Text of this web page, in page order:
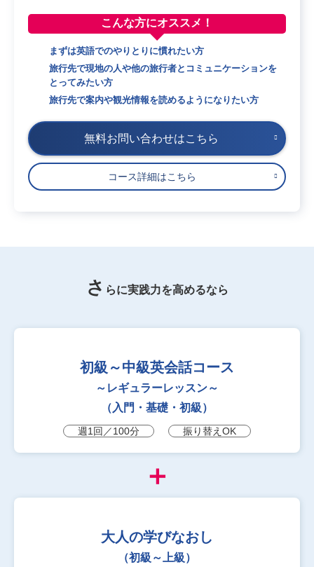
こんな方にオススメ！
まずは英語でのやりとりに慣れたい方
旅行先で現地の人や他の旅行者とコミュニケーションを
とってみたい方
旅行先で案内や観光情報を読めるようになりたい方
無料お問い合わせはこちら
コース詳細はこちら
さ らに実践力を高めるなら
初級～中級英会話コース
～レギュラーレッスン～
（入門・基礎・初級）
週1回／100分 振り替えOK
＋
大人の学びなおし
（初級～上級）